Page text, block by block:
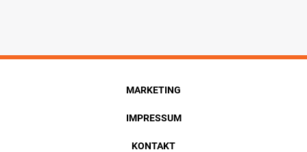
MARKETING
IMPRESSUM
KONTAKT